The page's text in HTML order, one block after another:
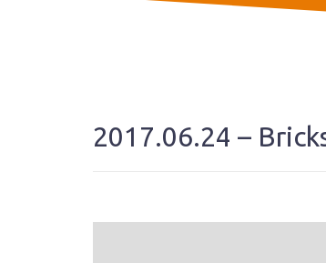
2017.06.24 –